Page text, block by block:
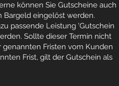
können Sie Gutscheine auch
Bargeld eingelöst werden.
passende Leistung 'Gutschein
Sollte dieser Termin nicht
Fristen vom Kunden
Frist, gilt der Gutschein als